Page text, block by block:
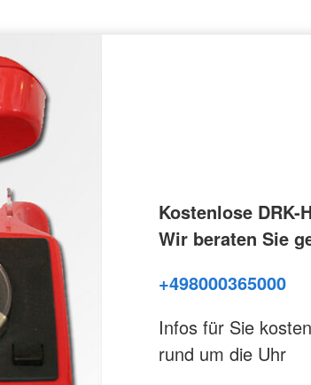
Kostenlose DRK-
Wir beraten Sie
+498000365000
Infos für Sie
rund um die Uhr